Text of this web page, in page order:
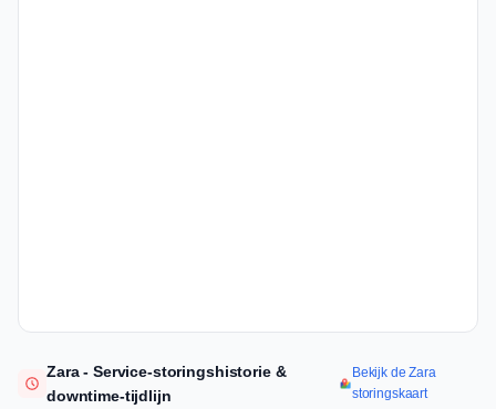
Zara - Service-storingshistorie &
downtime-tijdlijn
Bekijk de Zara
storingskaart